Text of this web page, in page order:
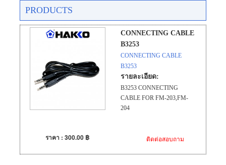
PRODUCTS
CONNECTING CABLE
B3253
CONNECTING CABLE
B3253
รายละเอียด:
B3253 CONNECTING
CABLE FOR FM-203,FM-
204
ราคา : 300.00 ฿ ติดต่อสอบถาม